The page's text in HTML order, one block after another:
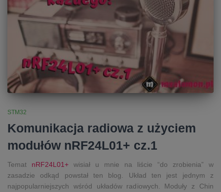
STM32
Komunikacja radiowa z użyciem
modułów nRF24L01+ cz.1
Temat nRF24L01+ wisiał u mnie na liście “do zrobienia” w
zasadzie odkąd powstał ten blog. Układ ten jest jednym z
najpopularniejszych wśród układów radiowych. Moduły z Chin